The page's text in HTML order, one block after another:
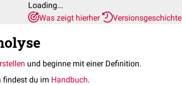
Loading...
Was zeigt hierher
Versionsgeschichte
und beginne mit einer Definition.
findest du im Handbuch.